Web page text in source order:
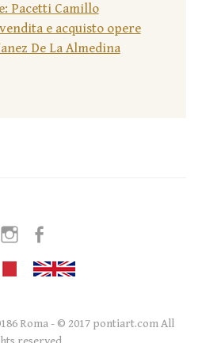
Pacetti Camillo
e acquisto opere
De La Almedina
Instagram
Roma - © 2017 pontiart.com All